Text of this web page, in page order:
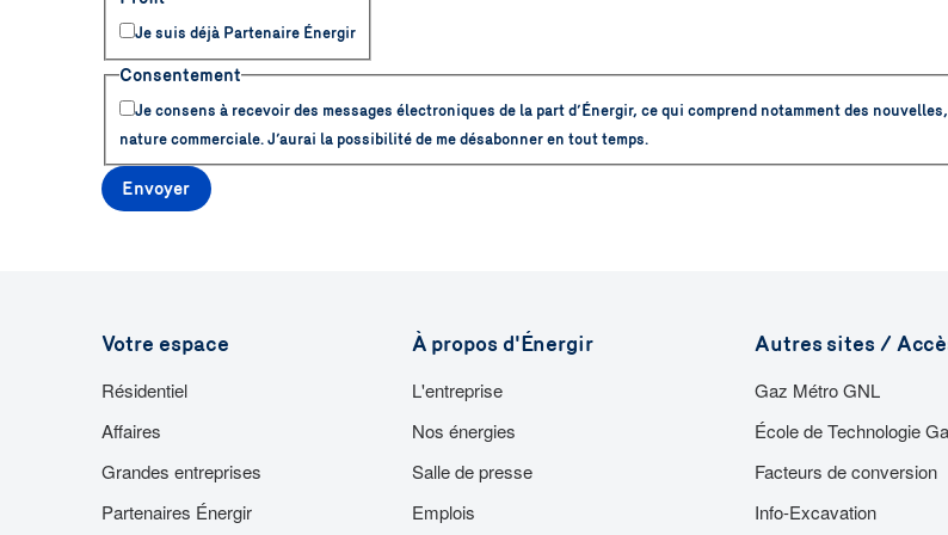
Je suis déjà Partenaire Énergir
Consentement
Je consens à recevoir des messages électroniques de la part d’Énergir, ce qui comprend notamment des
nature commerciale. J’aurai la possibilité de me désabonner en tout temps.
Envoyer
Votre espace
Résidentiel
Affaires
Grandes entreprises
Partenaires Énergir
À propos d'Énergir
L'entreprise
Nos énergies
Salle de presse
Emplois
Autres sites /
Gaz Métro GNL
École de Technologie
Facteurs de conversion
Info-Excavation